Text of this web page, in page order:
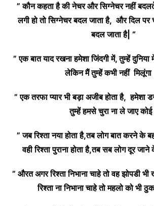
” कौन कहता है की नेचर और सिग्नेचर नहीं
लगी हो तो सिग्नेचर बदल जाता है, और दिल पर
बदल जाता है| “
” एक बात याद रखना हमेशा जिंदगी में, तुम्हें
लेकिन मैं तुम्हें कभी नहीं मिलूंगा
” एक तरफा प्यार भी बड़ा अजीब होता है, हमेशा
तुम्हें हमसे चुरा ना ले जाए कोई
” जब रिश्ता नया होता है,तब लोग बात करने के
वही रिश्ता पुराना होता है,तब सब लोग दूर
” औरत अगर रिश्ता निभाना चाहे तो वह झोपडी
रिश्ता ना निभाना चाहे तो महलो को भी